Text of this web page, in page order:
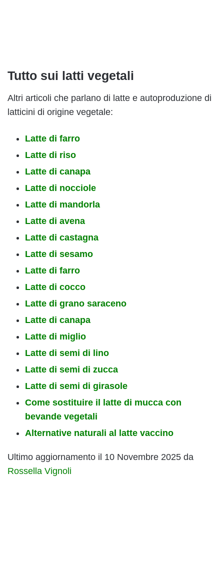
Tutto sui latti vegetali
Altri articoli che parlano di latte e autoproduzione di
latticini di origine vegetale:
Latte di farro
Latte di riso
Latte di canapa
Latte di nocciole
Latte di mandorla
Latte di avena
Latte di castagna
Latte di sesamo
Latte di farro
Latte di cocco
Latte di grano saraceno
Latte di canapa
Latte di miglio
Latte di semi di lino
Latte di semi di zucca
Latte di semi di girasole
Come sostituire il latte di mucca con
bevande vegetali
Alternative naturali al latte vaccino
Ultimo aggiornamento il 10 Novembre 2025 da
Rossella Vignoli